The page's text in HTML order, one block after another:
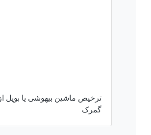
ترخیص ماشین بیهوشی یا بویل از
گمرک